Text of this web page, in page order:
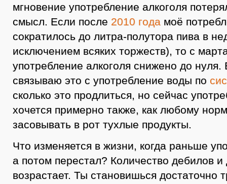
мгновение употребление алкоголя
смысл. Если после 2010 года моё
сократилось до литра-полутора пива в
исключением всяких торжеств), то с
употребление алкоголя снижено до
связываю это с употребление воды по
сколько это продлиться, но сейчас
хочется примерно также, как любому
засовывать в рот тухлые продукты.
Что изменяется в жизни, когда раньше
а потом перестал? Количество дебилов и
возрастает. Ты становишься достаточно